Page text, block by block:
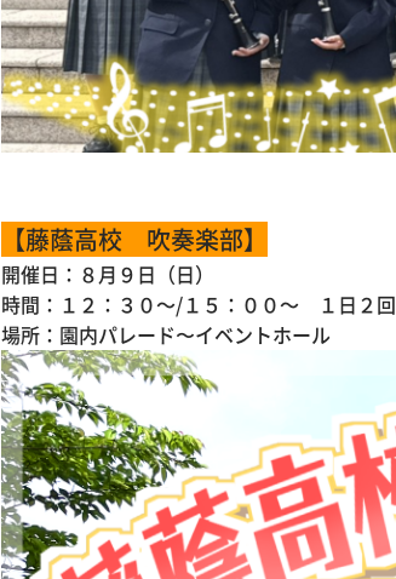
【藤蔭高校 吹奏楽部】
開催日：８月９日（日）
時間：１２：３０～/１５：００～ １日２回
場所：園内パレード〜イベントホール